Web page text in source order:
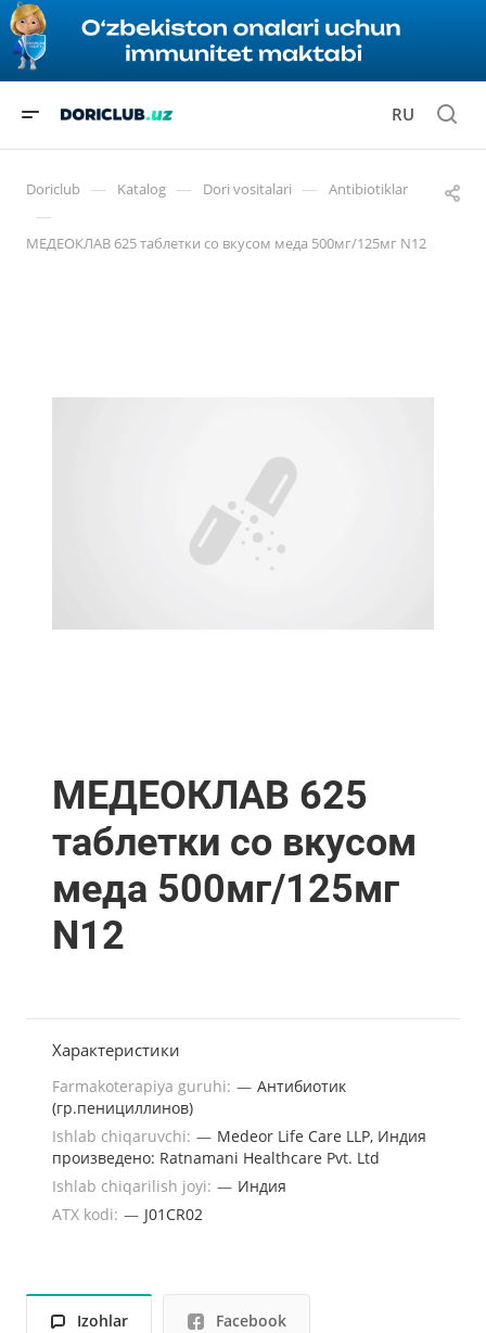
RU
Doriclub — Katalog — Dori vositalari — Antibiotiklar
—
МЕДЕОКЛАВ 625 таблетки со вкусом меда 500мг/125мг N12
МЕДЕОКЛАВ 625
таблетки со вкусом
меда 500мг/125мг
N12
Характеристики
Farmakoterapiya guruhi: — Антибиотик
(гр.пенициллинов)
Ishlab chiqaruvchi: — Medeor Life Care LLP, Индия
произведено: Ratnamani Healthcare Pvt. Ltd
Ishlab chiqarilish joyi: — Индия
ATX kodi: — J01CR02
Izohlar Facebook